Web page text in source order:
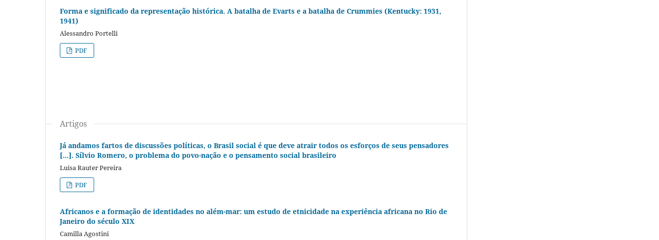
Forma e significado da representação histórica. A batalha de Evarts e a batalha de Crummies (Kentucky: 1931,
1941)
Alessandro Portelli
PDF
Artigos
Já andamos fartos de discussões políticas, o Brasil social é que deve atrair todos os esforços de seus pensadores
[...]. Sílvio Romero, o problema do povo-nação e o pensamento social brasileiro
Luisa Rauter Pereira
PDF
Africanos e a formação de identidades no além-mar: um estudo de etnicidade na experiência africana no Rio de
Janeiro do século XIX
Camilla Agostini